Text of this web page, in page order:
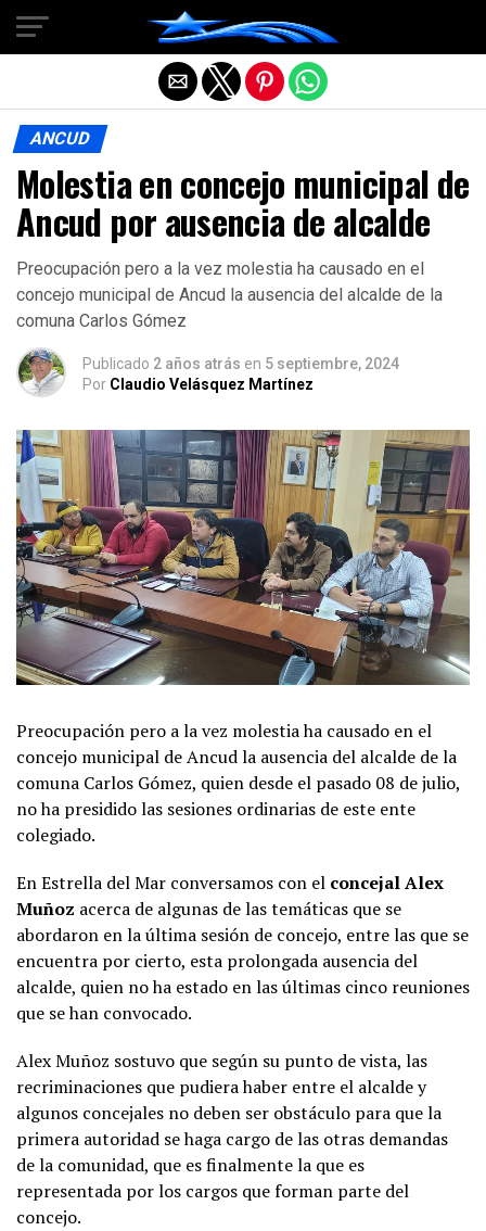
ANCUD
Molestia en concejo municipal de
Ancud por ausencia de alcalde
Preocupación pero a la vez molestia ha causado en el
concejo municipal de Ancud la ausencia del alcalde de la
comuna Carlos Gómez
Publicado 2 años atrás en 5 septiembre, 2024
Por Claudio Velásquez Martínez
Preocupación pero a la vez molestia ha causado en el
concejo municipal de Ancud la ausencia del alcalde de la
comuna Carlos Gómez, quien desde el pasado 08 de julio,
no ha presidido las sesiones ordinarias de este ente
colegiado.
En Estrella del Mar conversamos con el concejal Alex
Muñoz acerca de algunas de las temáticas que se
abordaron en la última sesión de concejo, entre las que se
encuentra por cierto, esta prolongada ausencia del
alcalde, quien no ha estado en las últimas cinco reuniones
que se han convocado.
Alex Muñoz sostuvo que según su punto de vista, las
recriminaciones que pudiera haber entre el alcalde y
algunos concejales no deben ser obstáculo para que la
primera autoridad se haga cargo de las otras demandas
de la comunidad, que es finalmente la que es
representada por los cargos que forman parte del
concejo.
Salir de la versión móvil